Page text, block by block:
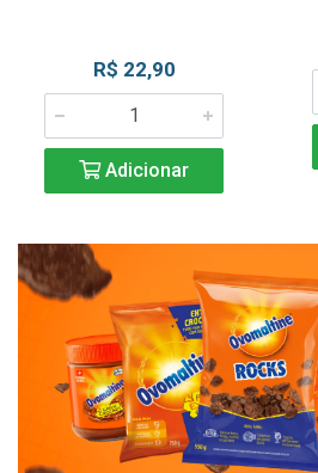
R$ 22,90
Adicionar